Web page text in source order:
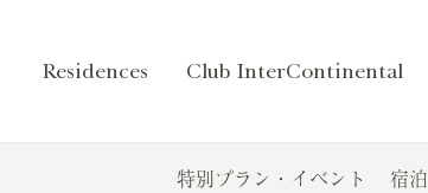
Residences Club InterContinental
特別プラン・イベント 宿泊